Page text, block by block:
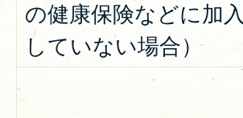
の健康保険などに加入
していない場合）